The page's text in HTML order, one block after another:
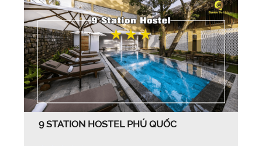
9 STATION HOSTEL PHÚ QUỐC